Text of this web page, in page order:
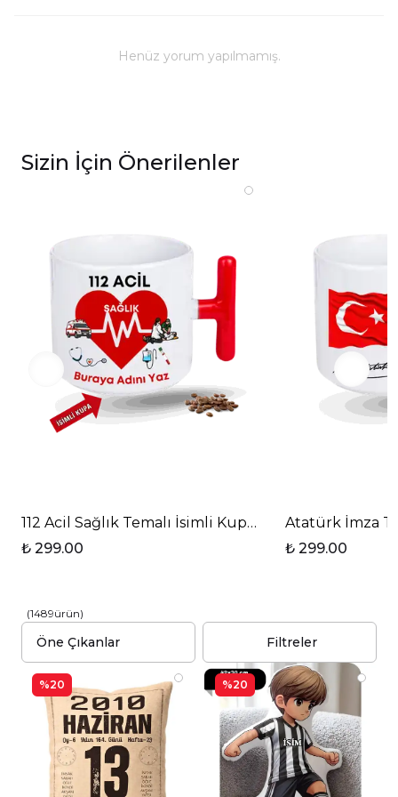
yıkanması önerilmektedir.
Henüz yorum yapılmamış.
Sizin İçin Önerilenler
112 Acil Sağlık Temalı İsimli Kupa Baskılı T Saplı
₺ 299.00
Atatürk İmza
₺ 299.00
(1489ürün)
Filtreler
%20 %20